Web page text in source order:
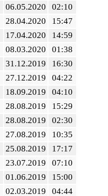
06.05.2020
02:10
28.04.2020
15:47
17.04.2020
14:59
08.03.2020
01:38
31.12.2019
16:30
27.12.2019
04:22
18.09.2019
04:10
28.08.2019
15:29
28.08.2019
02:30
27.08.2019
10:35
25.08.2019
17:17
23.07.2019
07:10
01.06.2019
15:00
02.03.2019
04:44